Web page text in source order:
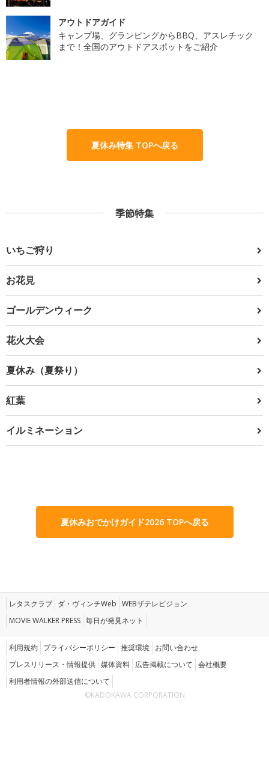
アウトドアガイド
キャンプ場、グランピングからBBQ、アスレチック
まで！全国のアウトドアスポットをご紹介
夏休み特集 TOPへ戻る
季節特集
いちご狩り
お花見
ゴールデンウィーク
花火大会
夏休み（夏祭り）
紅葉
イルミネーション
夏休みおでかけガイド2026 TOPへ戻る
レタスクラブ ダ・ヴィンチWeb WEBザテレビジョン
MOVIE WALKER PRESS 毎日が発見ネット
利用規約 プライバシーポリシー 推奨環境 お問い合わせ
プレスリリース・情報提供 媒体資料 広告掲載について 会社概要
利用者情報の外部送信について
©KADOKAWA CORPORATION